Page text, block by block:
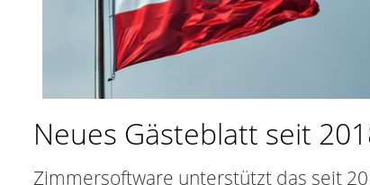
Neues Gästeblatt seit
Zimmersoftware unterstützt das seit